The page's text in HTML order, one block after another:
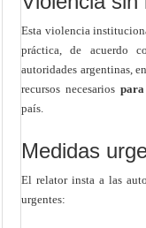
Esta violencia
práctica, de acuerdo
autoridades argentinas,
recursos necesarios
país.
Medidas
El relator insta a las
urgentes: